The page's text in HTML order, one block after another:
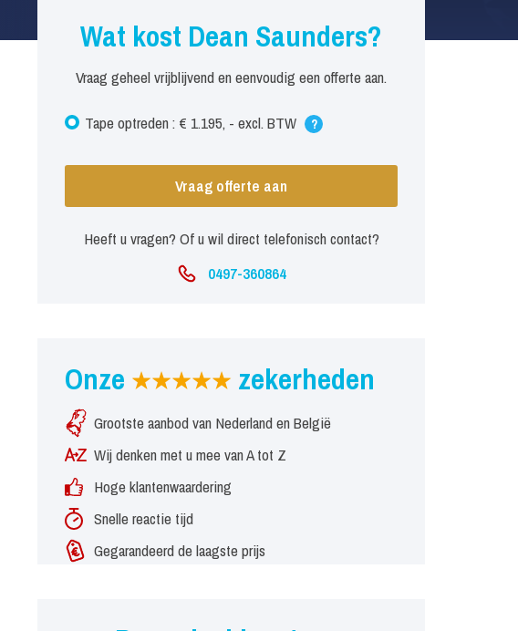
Wat kost Dean Saunders?
Vraag geheel vrijblijvend en eenvoudig een offerte aan.
Tape optreden : € 1.195, - excl. BTW ?
Vraag offerte aan
Heeft u vragen? Of u wil direct telefonisch contact?
0497-360864
Onze zekerheden
Grootste aanbod van Nederland en België
Wij denken met u mee van A tot Z
Hoge klantenwaardering
Snelle reactie tijd
Gegarandeerd de laagste prijs